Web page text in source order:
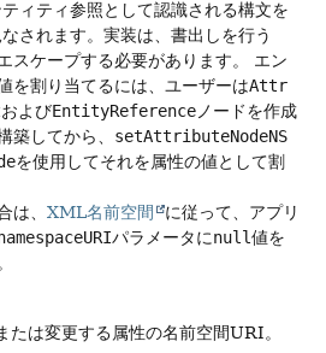
ィティ参照として認識される構文を
されます。実装は、書出しを行う
スケープする必要があります。
エン
を割り当てるには、ユーザーはAttr
およびEntityReferenceノードを作成
築してから、 setAttributeNodeNS
を使用してそれを属性の値として割
は、 XML名前空間
に従って、アプリ
パラメータにnull値を
たは変更する属性の名前空間URI。